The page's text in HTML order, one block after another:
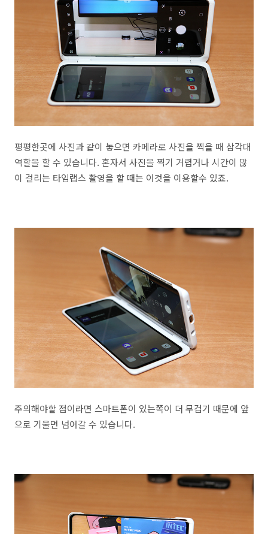
평평한곳에 사진과 같이 놓으면 카메라로 사진을 찍을 때 삼각대
역할을 할 수 있습니다. 혼자서 사진을 찍기 거렵거나 시간이 많
이 걸리는 타임랩스 촬영을 할 때는 이것을 이용할수 있죠.
주의해야할 점이라면 스마트폰이 있는쪽이 더 무겁기 때문에 앞
으로 기울면 넘어갈 수 있습니다.